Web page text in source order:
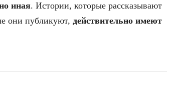
иная. Истории, которые рассказывают
они публикуют, действительно имеют